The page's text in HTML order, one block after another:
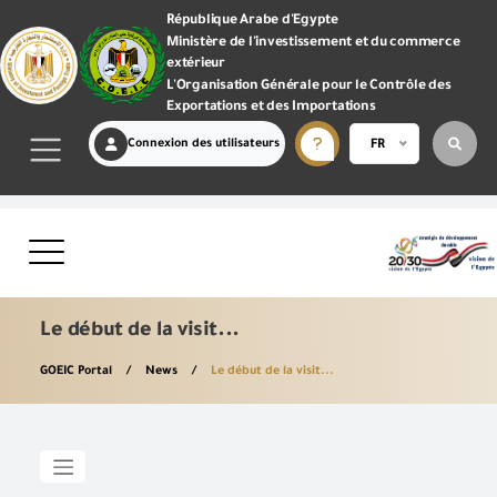
République Arabe d'Egypte
Ministère de l'investissement et du commerce
extérieur
L'Organisation Générale pour le Contrôle des
Exportations et des Importations
Connexion des utilisateurs FR
Le début de la visit...
GOEIC Portal News Le début de la visit...